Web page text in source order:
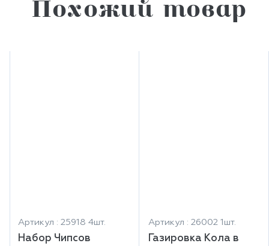
Похожий товар
Артикул : 25918 4шт.
Набор Чипсов
Артикул : 26002 1шт.
Газировка Кола в